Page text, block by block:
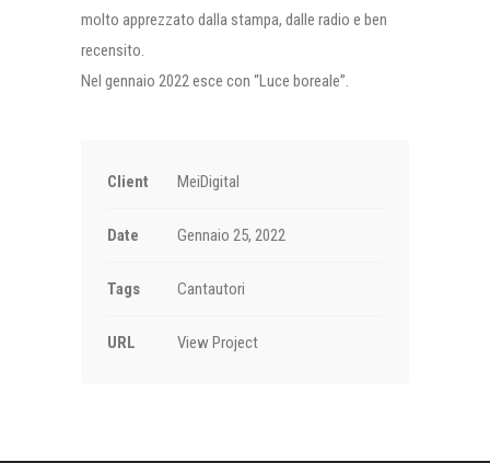
molto apprezzato dalla stampa, dalle radio e ben
recensito.
Nel gennaio 2022 esce con “Luce boreale”.
Client MeiDigital
Date Gennaio 25, 2022
Tags Cantautori
URL View Project